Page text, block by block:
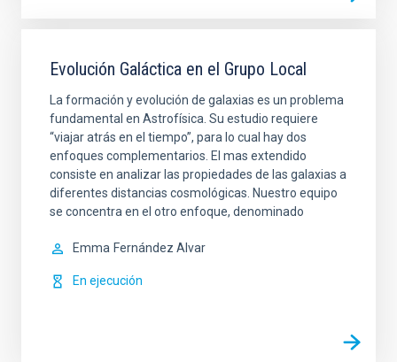
Evolución Galáctica en el Grupo Local
La formación y evolución de galaxias es un problema
fundamental en Astrofísica. Su estudio requiere
“viajar atrás en el tiempo”, para lo cual hay dos
enfoques complementarios. El mas extendido
consiste en analizar las propiedades de las galaxias a
diferentes distancias cosmológicas. Nuestro equipo
se concentra en el otro enfoque, denominado
Emma Fernández Alvar
En ejecución